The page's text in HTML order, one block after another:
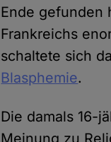
Ende gefunden
Frankreichs
schaltete sich
Blasphemie.
Die damals 16-